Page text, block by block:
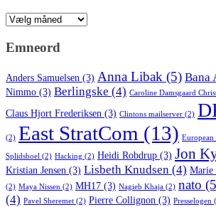
Arkiver
Emneord
Anders Samuelsen (3) Anna Libak (5) Bana
Nimmo (3) Berlingske (4) Caroline Damsgaard
Claus Hjort Frederiksen (3) Clintons mailserver (2)
(2) East StratCom (13) European
Splidsboel (2) Hacking (2) Heidi Robdrup (3) Jon
Kristian Jensen (3) Lisbeth Knudsen (4) Marie
(2) Maya Nissen (2) MH17 (3) Nagieb Khaja (2) nato
(4) Pavel Sheremet (2) Pierre Collignon (3) Presselogen